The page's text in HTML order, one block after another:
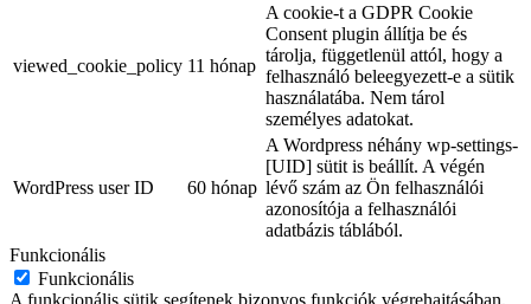
viewed_cookie_policy 11 hónap
A cookie-t a GDPR Cookie
Consent plugin állítja be és
tárolja, függetlenül attól, hogy a
felhasználó beleegyezett-e a sütik
használatába. Nem tárol
személyes adatokat.
WordPress user ID 60 hónap
A Wordpress néhány wp-settings-
[UID] sütit is beállít. A végén
lévő szám az Ön felhasználói
azonosítója a felhasználói
adatbázis táblából.
Funkcionális
Funkcionális
A funkcionális sütik segítenek bizonyos funkciók végrehajtásában,